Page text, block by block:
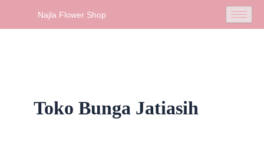
Najla Flower Shop
Toko Bunga Jatiasih